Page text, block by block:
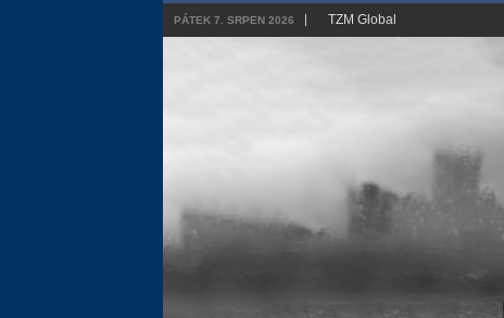
PÁTEK 7. SRPEN 2026 TZM Global